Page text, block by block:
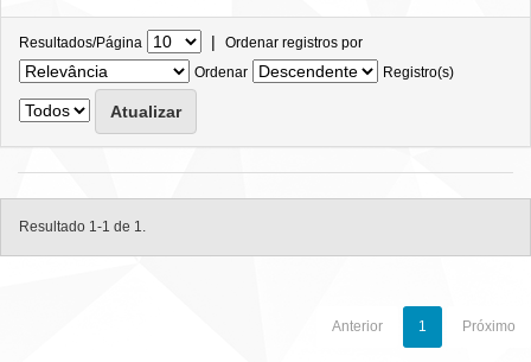
Resultados/Página | Ordenar registros por
Ordenar
Registro(s)
Resultado 1-1 de 1.
Anterior 1 Próximo